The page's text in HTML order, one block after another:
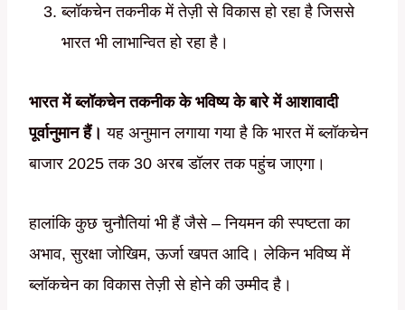
ब्लॉकचेन तकनीक में तेज़ी से विकास हो रहा है जिससे
भारत भी लाभान्वित हो रहा है।
भारत में ब्लॉकचेन तकनीक के भविष्य के बारे में आशावादी
पूर्वानुमान हैं। यह अनुमान लगाया गया है कि भारत में ब्लॉकचेन
बाजार 2025 तक 30 अरब डॉलर तक पहुंच जाएगा।
हालांकि कुछ चुनौतियां भी हैं जैसे – नियमन की स्पष्टता का
अभाव, सुरक्षा जोखिम, ऊर्जा खपत आदि। लेकिन भविष्य में
ब्लॉकचेन का विकास तेज़ी से होने की उम्मीद है।